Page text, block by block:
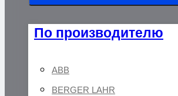
По производителю
ABB
BERGER LAHR